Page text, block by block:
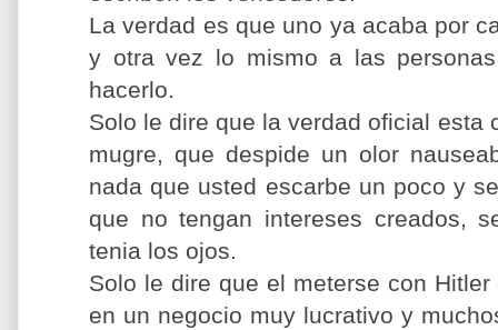
La verdad es que uno ya acaba por
y otra vez lo mismo a las
hacerlo.
Solo le dire que la verdad oficial esta
mugre, que despide un olor
nada que usted escarbe un poco y
que no tengan intereses creados,
tenia los ojos.
Solo le dire que el meterse con
en un negocio muy lucrativo y